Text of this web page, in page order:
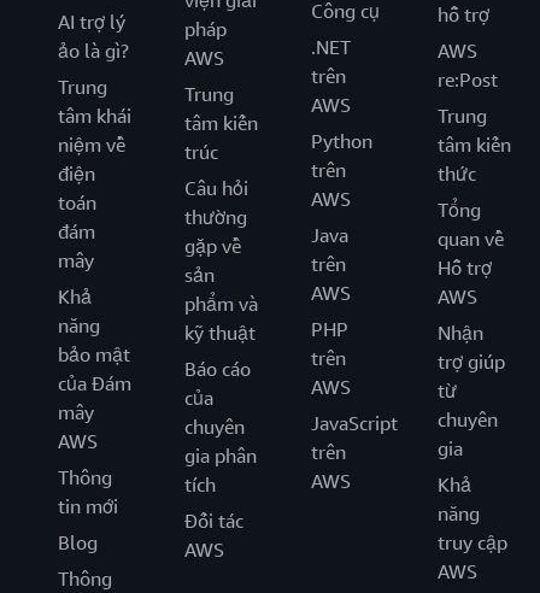
AI trợ lý
ảo là gì?
Trung
tâm khái
niệm về
điện
toán
đám
mây
Khả
năng
bảo mật
của Đám
mây
AWS
Thông
tin mới
Blog
Thông
pháp
AWS
Trung
tâm kiến
trúc
Câu hỏi
thường
gặp về
sản
phẩm và
kỹ thuật
Báo cáo
của
chuyên
gia phân
tích
Đối tác
AWS
Công cụ
.NET
trên
AWS
Python
trên
AWS
Java
trên
AWS
PHP
trên
AWS
JavaScript
trên
AWS
hỗ trợ
AWS
re:Post
Trung
tâm kiến
thức
Tổng
quan về
Hỗ trợ
AWS
Nhận
trợ giúp
từ
chuyên
gia
Khả
năng
truy cập
AWS